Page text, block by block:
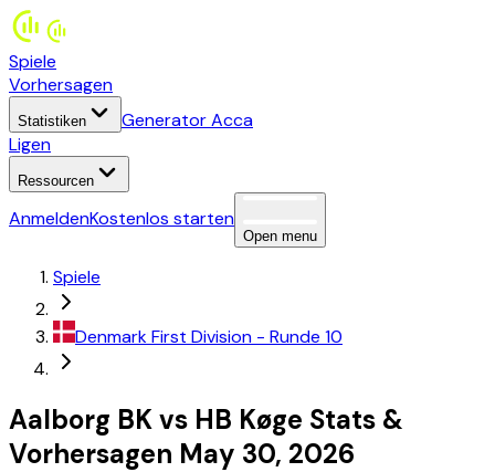
Spiele
Vorhersagen
Statistiken
Generator Acca
Ligen
Ressourcen
AnmeldenKostenlos starten
Open menu
Spiele
DenmarkFirst Division - Runde 10
Aalborg BKvs HB Køge Stats &
Vorhersagen May 30, 2026